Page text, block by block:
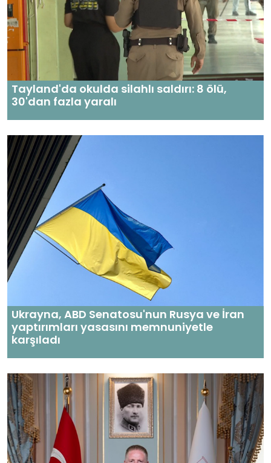
Tayland'da okulda silahlı saldırı: 8 ölü,
30'dan fazla yaralı
Ukrayna, ABD Senatosu'nun Rusya ve İran
yaptırımları yasasını memnuniyetle
karşıladı